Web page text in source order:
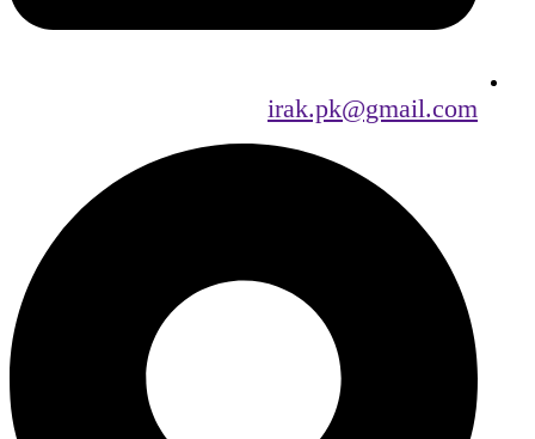
irak.pk@gmail.com